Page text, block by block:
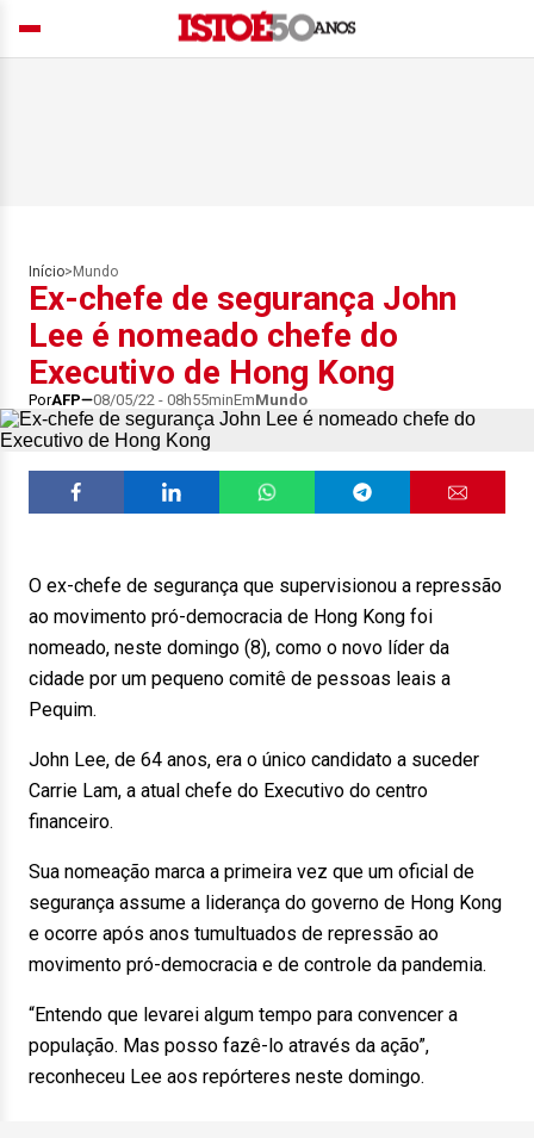
Início> Mundo
Ex-chefe de segurança John
Lee é nomeado chefe do
Executivo de Hong Kong
PorAFP 08/05/22 - 08h55minEmMundo
O ex-chefe de segurança que supervisionou a repressão
ao movimento pró-democracia de Hong Kong foi
nomeado, neste domingo (8), como o novo líder da
cidade por um pequeno comitê de pessoas leais a
Pequim.
John Lee, de 64 anos, era o único candidato a suceder
Carrie Lam, a atual chefe do Executivo do centro
financeiro.
Sua nomeação marca a primeira vez que um oficial de
segurança assume a liderança do governo de Hong Kong
e ocorre após anos tumultuados de repressão ao
movimento pró-democracia e de controle da pandemia.
“Entendo que levarei algum tempo para convencer a
população. Mas posso fazê-lo através da ação”,
reconheceu Lee aos repórteres neste domingo.